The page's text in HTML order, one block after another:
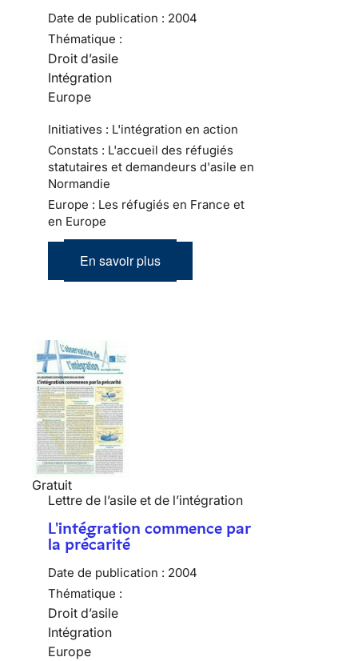
Date de publication : 2004
Thématique :
Droit d’asile
Intégration
Europe
Initiatives : L'intégration en action
Constats : L'accueil des réfugiés
statutaires et demandeurs d'asile en
Normandie
Europe : Les réfugiés en France et
en Europe
En savoir plus
Gratuit
Lettre de l’asile et de l’intégration
L'intégration commence par
la précarité
Date de publication : 2004
Thématique :
Droit d’asile
Intégration
Europe